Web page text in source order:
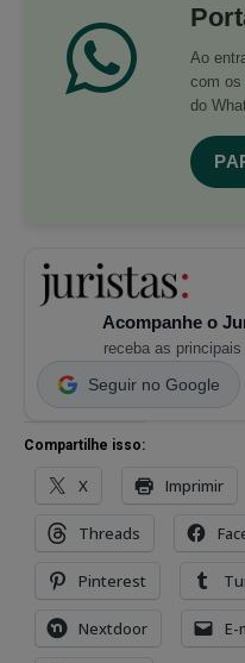
Ao
com os
do
Acompanhe o
receba as
Seguir no Google
Compartilhe isso:
X Imprimir
Threads
Pinterest
Nextdoor E-